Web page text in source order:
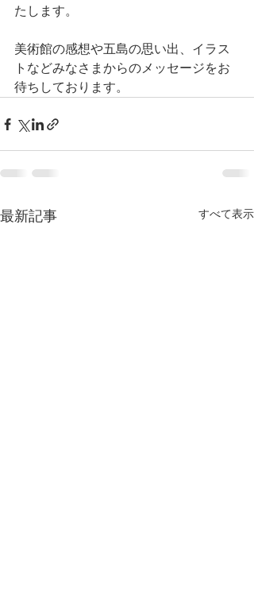
たします。
美術館の感想や五島の思い出、イラス
トなどみなさまからのメッセージをお
待ちしております。
最新記事 すべて表示